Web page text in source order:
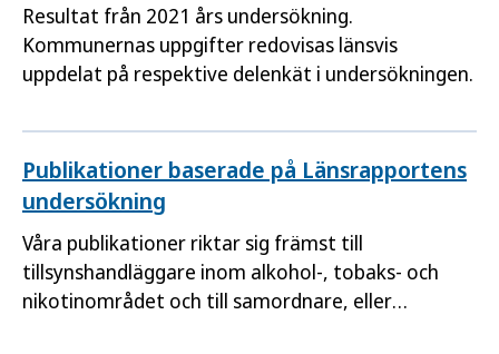
Resultat från 2021 års undersökning.
Kommunernas uppgifter redovisas länsvis
uppdelat på respektive delenkät i undersökningen.
Publikationer baserade på Länsrapportens
undersökning
Våra publikationer riktar sig främst till
tillsynshandläggare inom alkohol-, tobaks- och
nikotinområdet och till samordnare, eller